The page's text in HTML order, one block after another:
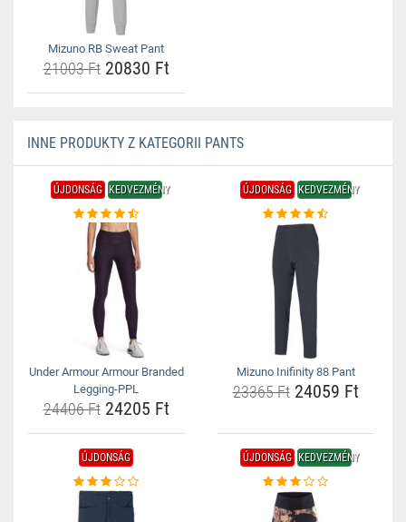
Mizuno RB Sweat Pant
21003 Ft20830 Ft
INNE PRODUKTY Z KATEGORII PANTS
ÚJDONSÁG KEDVEZMÉNY
Under Armour Armour Branded
Legging-PPL
24406 Ft24205 Ft
ÚJDONSÁG KEDVEZMÉNY
Mizuno Inifinity 88 Pant
23365 Ft24059 Ft
ÚJDONSÁG ÚJDONSÁG KEDVEZMÉNY